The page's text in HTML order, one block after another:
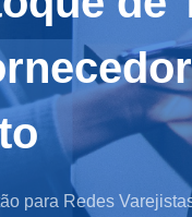
para Redes